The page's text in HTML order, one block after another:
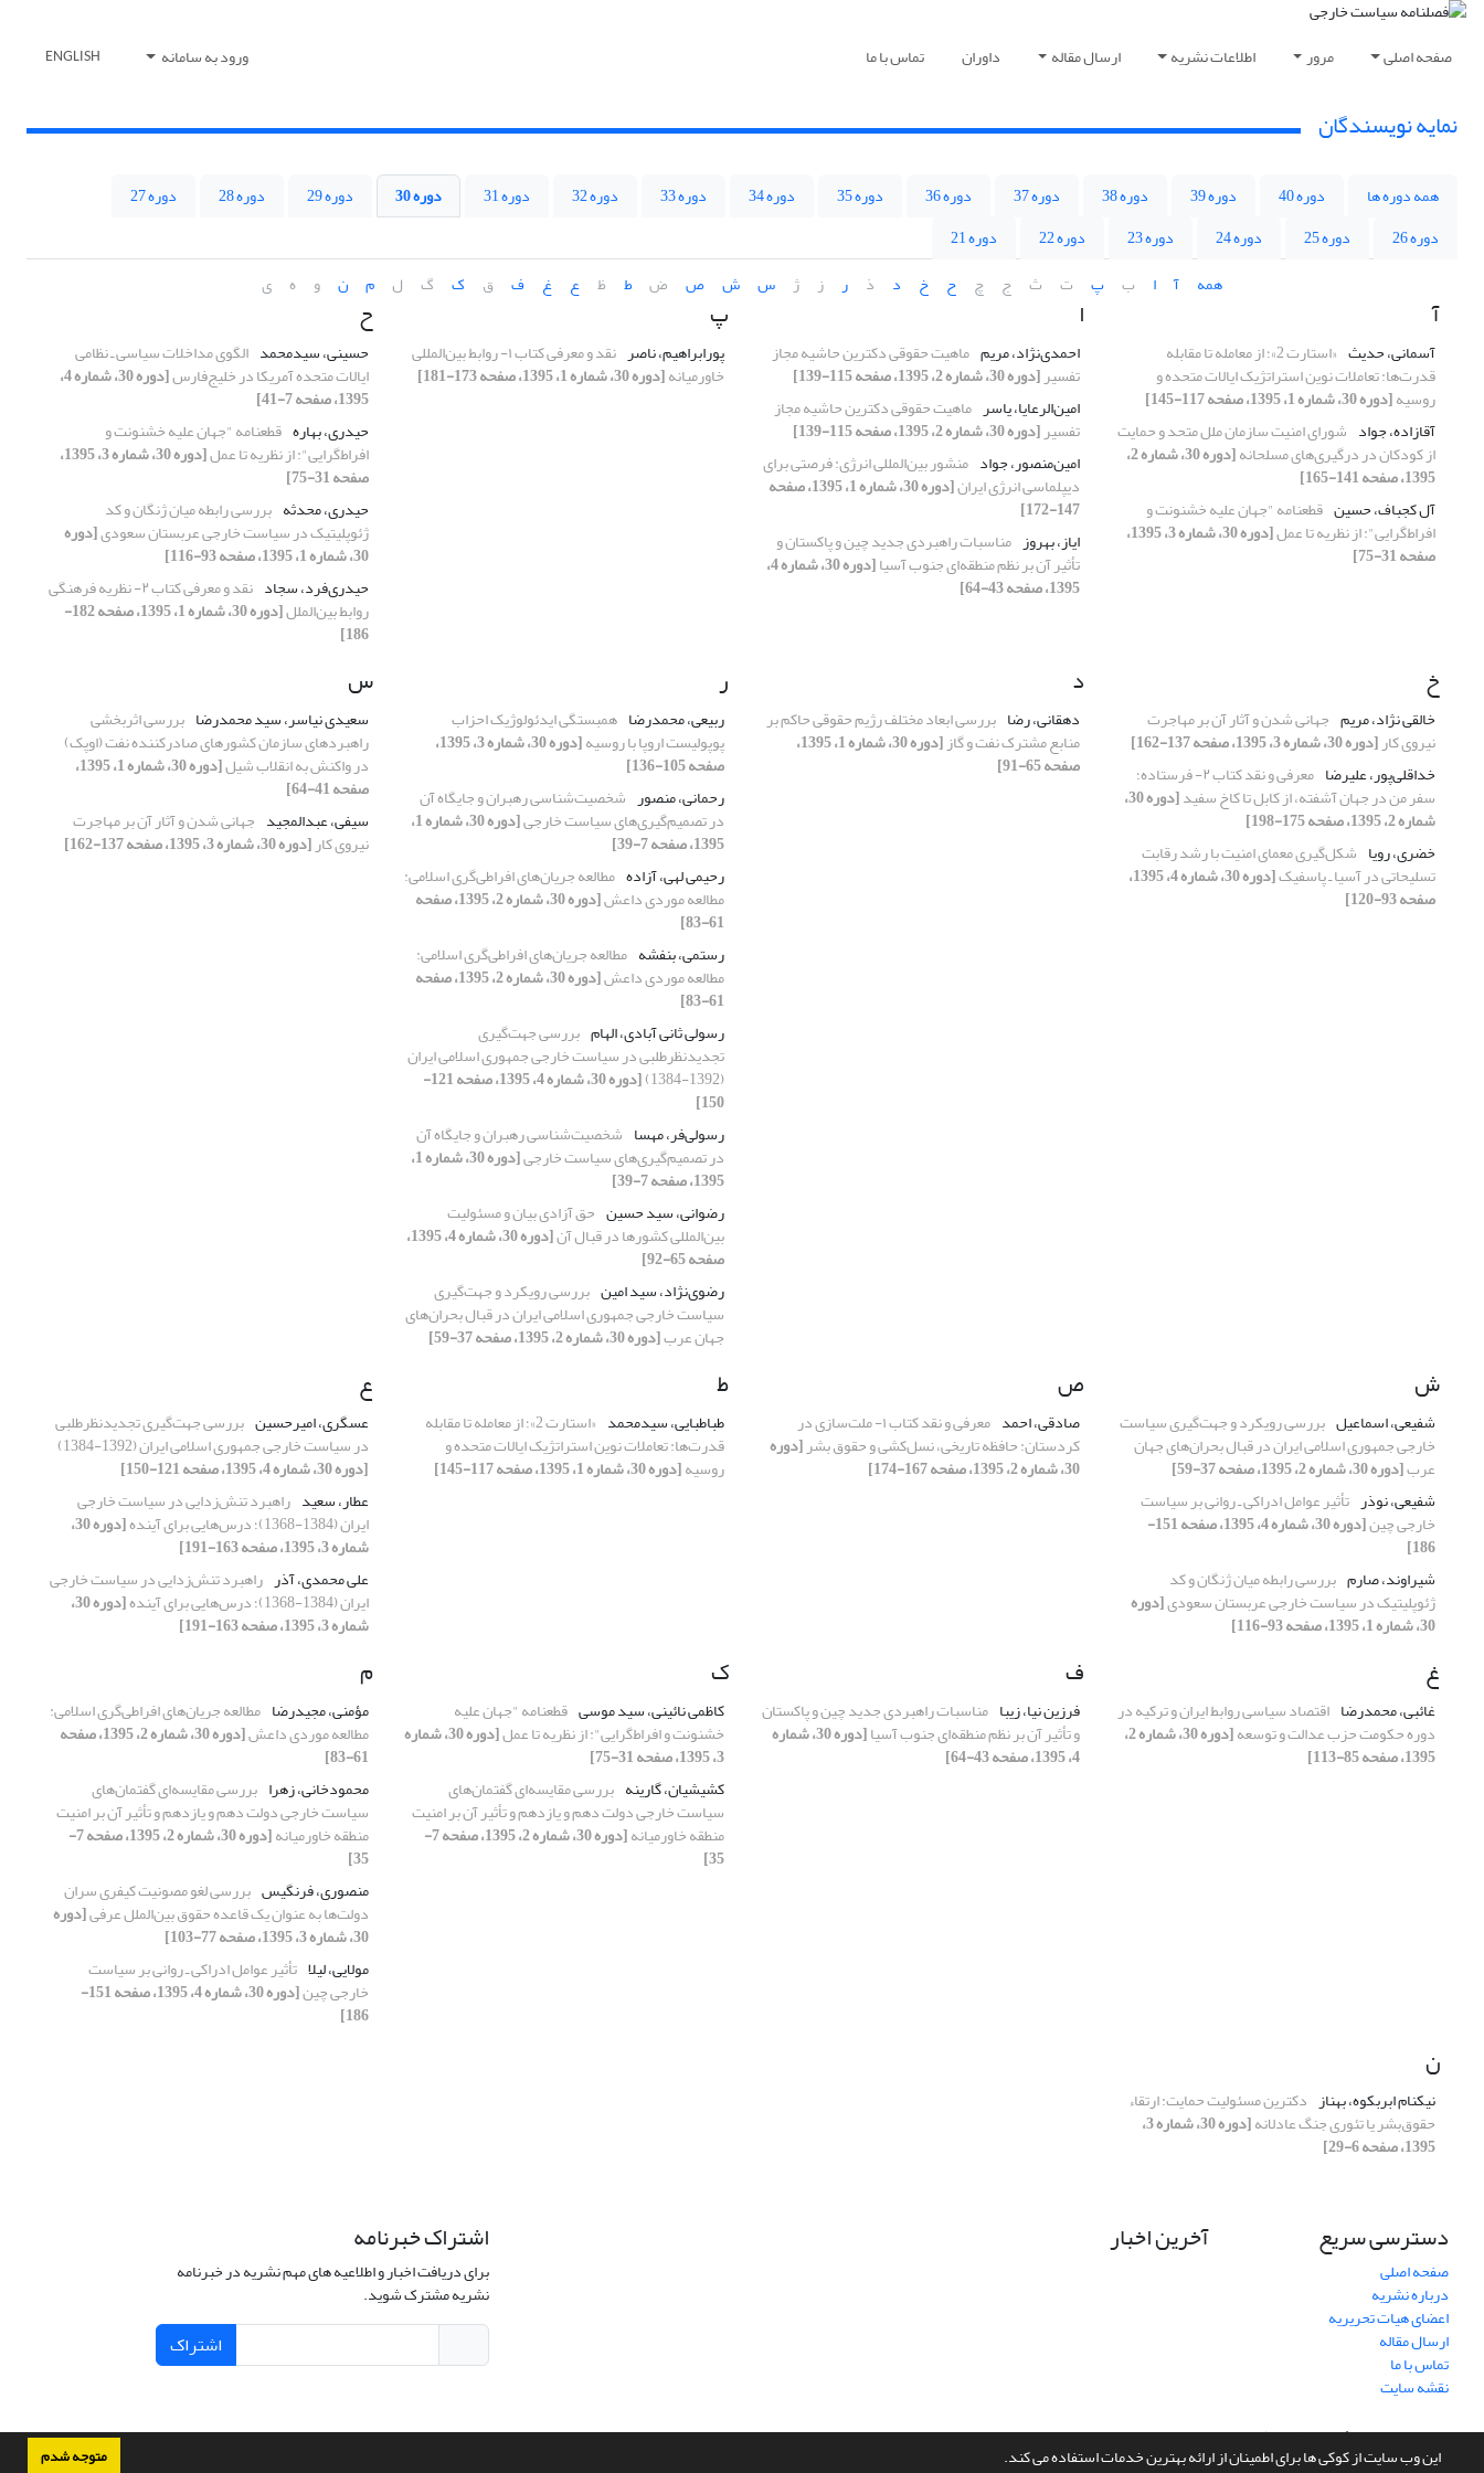
این وب سایت از کوکی ها برای اطمینان از ارائه بهترین خدمات استفاده می کند. متوجه شدم
صفحه اصلی مرور اطلاعات نشریه ارسال مقاله داوران تماس با ما ورود به سامانه ENGLISH
نمایه نویسندگان
همه دوره ها دوره 40 دوره 39 دوره 38 دوره 37 دوره 36 دوره 35 دوره 34 دوره 33 دوره 32 دوره 31 دوره 30 دوره 29 دوره 28
دوره 27
دوره 26
دوره 25 دوره 24 دوره 23 دوره 22
دوره 21
همه
آ ا ب پ ت ث ج چ ح خ د ذ ر ز ژ س ش ص ض ط ظ ع غ ف ق ک گ ل م ن و ه ی
آ
آسمانی، حدیث «استارت 2»؛ از معامله تا مقابله
قدرت‌ها: تعاملات نوین استراتژیک ایالات متحده و
روسیه[دوره 30، شماره 1، 1395، صفحه 117-145]
آقازاده، جواد شورای امنیت سازمان ملل متحد و حمایت
از کودکان در درگیری‌های مسلحانه [دوره 30، شماره 2،
1395، صفحه 141-165]
آل کجباف، حسین قطعنامه "جهان علیه خشنونت و
افراط‌‌گرایی": از نظریه تا عمل [دوره 30، شماره 3، 1395،
صفحه 31-75]
ا
احمدی‌نژاد، مریم ماهیت حقوقی دکترین حاشیه مجاز
تفسیر[دوره 30، شماره 2، 1395، صفحه 115-139]
امین‌الرعایا، یاسر ماهیت حقوقی دکترین حاشیه مجاز
تفسیر[دوره 30، شماره 2، 1395، صفحه 115-139]
امین‌منصور، جواد منشور بین‌المللی انرژی: فرصتی برای
دیپلماسی انرژی ایران [دوره 30، شماره 1، 1395، صفحه
147-172]
ایاز، بهروز مناسبات راهبردی جدید چین و پاکستان و
تأثیر آن بر نظم منطقه‌ای جنوب آسیا [دوره 30، شماره 4،
1395، صفحه 43-64]
پ
پورابراهیم، ناصر نقد و معرفی کتاب ١- روابط بین‌المللی
خاورمیانه[دوره 30، شماره 1، 1395، صفحه 173-181]
ح
حسینی، سیدمحمد الگوی مداخلات سیاسی ـ نظامی
ایالات متحده آمریکا در خلیج‌فارس [دوره 30، شماره 4،
1395، صفحه 7-41]
حیدری، بهاره قطعنامه "جهان علیه خشنونت و
افراط‌‌گرایی": از نظریه تا عمل [دوره 30، شماره 3، 1395،
صفحه 31-75]
حیدری، محدثه بررسی رابطه میان ژنگان و کد
ژئوپلیتیک در سیاست خارجی عربستان سعودی[دوره
30، شماره 1، 1395، صفحه 93-116]
حیدری‌فرد، سجاد
نقد و معرفی کتاب ٢- نظریه فرهنگی
روابط بین‌الملل [دوره 30، شماره 1، 1395، صفحه 182-
186]
خ
خالقی نژاد، مریم جهانی شدن و آثار آن بر مهاجرت
نیروی کار[دوره 30، شماره 3، 1395، صفحه 137-162]
خداقلی‌پور، علیرضا
معرفی و نقد کتاب ۲- فرستاده؛
سفر من در جهان آشفته، از کابل تا کاخ سفید [دوره 30،
شماره 2، 1395، صفحه 175-198]
خضری، رویا شکل‌گیری معمای امنیت با رشد رقابت
تسلیحاتی در آسیا ـ پاسفیک [دوره 30، شماره 4، 1395،
صفحه 93-120]
د
دهقانی، رضا بررسی ابعاد مختلف رژیم حقوقی حاکم بر
منابع مشترک نفت و گاز [دوره 30، شماره 1، 1395،
صفحه 65-91]
ر
ربیعی، محمدرضا همبستگی ایدئولوژیک احزاب
پوپولیست اروپا با روسیه [دوره 30، شماره 3، 1395،
صفحه 105-136]
رحمانی، منصور شخصیت‌شناسی رهبران و جایگاه آن
در تصمیم‌گیری‌های سیاست خارجی [دوره 30، شماره 1،
1395، صفحه 7-39]
رحیمی لهی، آزاده مطالعه جریان‌های افراطی‌گری اسلامی:
مطالعه موردی داعش [دوره 30، شماره 2، 1395، صفحه
61-83]
رستمی، بنفشه مطالعه جریان‌های افراطی‌گری اسلامی:
مطالعه موردی داعش [دوره 30، شماره 2، 1395، صفحه
61-83]
رسولی ثانی آبادی، الهام بررسی جهت‌گیری
تجدیدنظرطلبی در سیاست خارجی جمهوری اسلامی ایران
(1392-1384) [دوره 30، شماره 4، 1395، صفحه 121-
150]
رسولی‌فر، مهسا شخصیت‌شناسی رهبران و جایگاه آن
در تصمیم‌گیری‌های سیاست خارجی [دوره 30، شماره 1،
1395، صفحه 7-39]
رضوانی، سید حسین حق آزادی بیان و مسئولیت
بین‌المللی کشورها در قبال آن [دوره 30، شماره 4، 1395،
صفحه 65-92]
رضوی‌نژاد، سید امین بررسی رویکرد و جهت‌گیری
سیاست خارجی جمهوری اسلامی ایران در قبال بحران‌های
جهان عرب[دوره 30، شماره 2، 1395، صفحه 37-59]
س
سعیدی نیاسر، سید محمدرضا بررسی اثربخشی
راهبردهای سازمان کشورهای صادرکننده نفت (اوپک)
در واکنش به انقلاب شیل [دوره 30، شماره 1، 1395،
صفحه 41-64]
سیفی، عبدالمجید جهانی شدن و آثار آن بر مهاجرت
نیروی کار[دوره 30، شماره 3، 1395، صفحه 137-162]
ش
شفیعی، اسماعیل بررسی رویکرد و جهت‌گیری سیاست
خارجی جمهوری اسلامی ایران در قبال بحران‌های جهان
عرب[دوره 30، شماره 2، 1395، صفحه 37-59]
شفیعی، نوذر تأثیر عوامل ادراکی ـ روانی بر سیاست
خارجی چین [دوره 30، شماره 4، 1395، صفحه 151-
186]
شیراوند، صارم بررسی رابطه میان ژنگان و کد
ژئوپلیتیک در سیاست خارجی عربستان سعودی[دوره
30، شماره 1، 1395، صفحه 93-116]
ص
صادقی، احمد معرفی و نقد کتاب ١- ملت‌سازی در
کردستان: حافظه تاریخی، نسل‌کشی و حقوق بشر[دوره
30، شماره 2، 1395، صفحه 167-174]
ط
طباطبایی، سیدمحمد «استارت 2»؛ از معامله تا مقابله
قدرت‌ها: تعاملات نوین استراتژیک ایالات متحده و
روسیه[دوره 30، شماره 1، 1395، صفحه 117-145]
ع
عسگری، امیرحسین بررسی جهت‌گیری تجدیدنظرطلبی
در سیاست خارجی جمهوری اسلامی ایران (1392-1384)
[دوره 30، شماره 4، 1395، صفحه 121-150]
عطار، سعید راهبرد تنش‌زدایی در سیاست خارجی
ایران (1384-1368)؛ درس‌هایی برای آینده [دوره 30،
شماره 3، 1395، صفحه 163-191]
علی محمدی، آذر راهبرد تنش‌زدایی در سیاست خارجی
ایران (1384-1368)؛ درس‌هایی برای آینده [دوره 30،
شماره 3، 1395، صفحه 163-191]
غ
غائبی، محمدرضا اقتصاد سیاسی روابط ایران و ترکیه در
دوره حکومت حزب عدالت و توسعه [دوره 30، شماره 2،
1395، صفحه 85-113]
ف
فرزین نیا، زیبا مناسبات راهبردی جدید چین و پاکستان
و تأثیر آن بر نظم منطقه‌ای جنوب آسیا [دوره 30، شماره
4، 1395، صفحه 43-64]
ک
کاظمی نائینی، سید موسی قطعنامه "جهان علیه
خشنونت و افراط‌‌گرایی": از نظریه تا عمل [دوره 30، شماره
3، 1395، صفحه 31-75]
کشیشیان، گارینه بررسی مقایسه‌ای گفتمان‌های
سیاست خارجی دولت دهم و یازدهم و تأثیر آن بر امنیت
منطقه خاورمیانه [دوره 30، شماره 2، 1395، صفحه 7-
35]
م
مؤمنی، مجیدرضا مطالعه جریان‌های افراطی‌گری اسلامی:
مطالعه موردی داعش [دوره 30، شماره 2، 1395، صفحه
61-83]
محمودخانی، زهرا بررسی مقایسه‌ای گفتمان‌های
سیاست خارجی دولت دهم و یازدهم و تأثیر آن بر امنیت
منطقه خاورمیانه [دوره 30، شماره 2، 1395، صفحه 7-
35]
منصوری، فرنگیس بررسی لغو مصونیت کیفری سران
دولت‌ها به عنوان یک قاعده حقوق بین‌الملل عرفی[دوره
30، شماره 3، 1395، صفحه 77-103]
مولایی، لیلا تأثیر عوامل ادراکی ـ روانی بر سیاست
خارجی چین [دوره 30، شماره 4، 1395، صفحه 151-
186]
ن
نیکنام ابربکوه، بهناز دکترین مسئولیت حمایت: ارتقاء
حقوق‌بشر یا تئوری جنگ عادلانه [دوره 30، شماره 3،
1395، صفحه 6-29]
دسترسی سریع
صفحه اصلی
درباره نشریه
اعضای هیات تحریریه
ارسال مقاله
تماس با ما
نقشه سایت
آخرین اخبار اشتراک خبرنامه
برای دریافت اخبار و اطلاعیه های مهم نشریه در خبرنامه
نشریه مشترک شوید.
اشتراک
سامانه مدیریت نشریات علمی.طراحی و پیاده سازی ازسیناوب